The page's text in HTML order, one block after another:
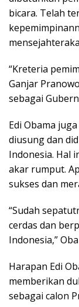
bicara. Telah
“Kreteria
Ganjar
sebagai
Edi Obama
diusung dan
Indonesia. Hal
akar rumput.
sukses dan
“Sudah
cerdas dan
Indonesia,”
Harapan Edi
memberikan
sebagai calon